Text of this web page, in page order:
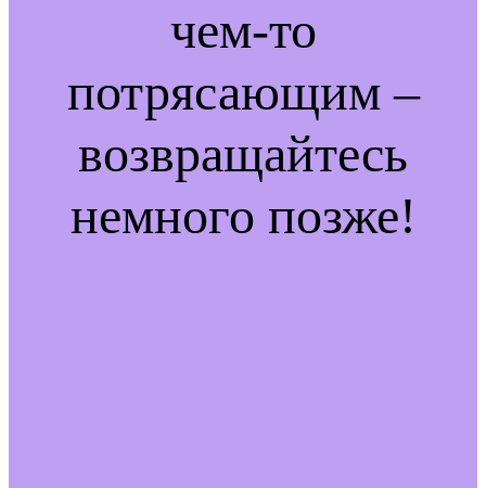
чем-то
потрясающим –
возвращайтесь
немного позже!